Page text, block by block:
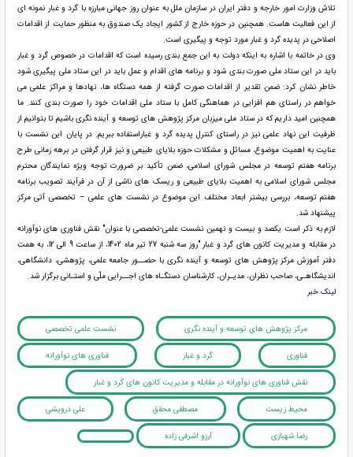
تلاش وزارت امور خارجه و دفتر ایران در سازمان ملل به عنوان روز جهانی مبارزه با گرد و غبار نمونه ای
از این فعالیت هاست. همچنین در حوزه خارج از کشور ایجاد یک صندوق به منظور حمایت از اقدامات
اصلاحی در پدیده گرد و غبار مورد توجه و پیگیری است.
وی در خاتمه با اشاره به اینکه دولت به این جمع بندی رسیده است که اقدامات در خصوص گرد و غبار
باید در این ستاد ملی صورت بندی شود و برنامه های اقدام و عمل باید در این ستاد ملی پیگیری شود
خاطر نشان کرد: ضمن تقدیر از اقدامات صورت گرفته از همه دستگاه ها، نهادها و مراکز علمی می
خواهم در راستای هم افزایی در هماهنگی کامل با ستاد ملی اقدامات خود را صورت بندی کنند. ما
همچنین امید داریم که در ستاد ملی میزبان مرکز پژوهش های توسعه و آینده نگری باشیم تا بتوانیم از
ظرفیت این نهاد علمی نیز در راستای کنترل پدیده گرد و غباراستفاده ببریم. در پایان این نشست با
عنایت به اهمیت موضوع، مسائل و مشکلات حوزه بلایای طبیعی و نیز قرار گرفتن در برهه زمانی طرح
برنامه هفتم توسعه در مجلس شورای اسلامی، ضمن تأکید بر ضرورت توجه ویژه نمایندگان محترم
مجلس شورای اسلامی به اهمیت بلایای طبیعی و ریسک های ناشی از آن در فرآیند تصویب برنامه
هفتم توسعه، بررسی بیشتر ابعاد مختلف این موضوع در نشست های علمی – تخصصی آتی مرکز
پیشنهاد شد.
لازم به ذکر است یکصد و بیست و نهمین نشست علمی-تخصصی با عنوان" نقش فناوری های نوآورانه
در مقابله و مدیریت کانون های گرد و غبار "روز سه شنبه 27 تیر ماه 1402، از ساعت 9 الی 12، به همت
دفتر آموزش مرکز پژوهش های توسعه و آینده نگری با حضــور جامعه علمی، پژوهشی، دانشگاهی،
اندیشگاهـی، صاحب نظران، مدیـران، کارشناسان دستگـاه های اجــرایی ملّی و استـانی برگزار شد.
لینک خبر
مرکز پژوهش های توسعه و آینده نگری نشست علمی تخصصی
فناوری گرد و غبار فناوری های نوآورانه
نقش فناوری های نوآورانه در مقابله و مدیریت کانون های گرد و غبار
محیط زیست مصطفی محقق علی درویشی
رضا شهبازی آرزو اشرفی زاده